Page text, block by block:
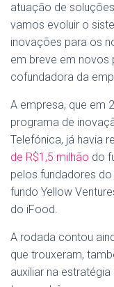
atuação de
vamos evoluir o
inovações para os
em breve em novos
cofundadora da
A empresa, que em
programa de
Telefónica, já havia
de R$1,5 milhão do
pelos fundadores do
fundo Yellow
do iFood.
A rodada contou
que trouxeram,
auxiliar na